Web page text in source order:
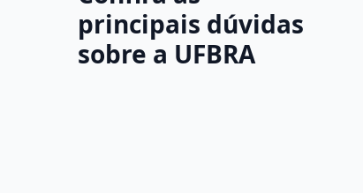
principais dúvidas
sobre a UFBRA